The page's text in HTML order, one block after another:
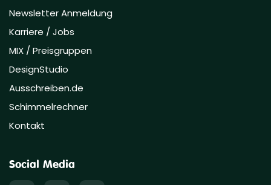
Newsletter Anmeldung
Karriere / Jobs
MIX / Preisgruppen
DesignStudio
Ausschreiben.de
Schimmelrechner
Kontakt
Social Media